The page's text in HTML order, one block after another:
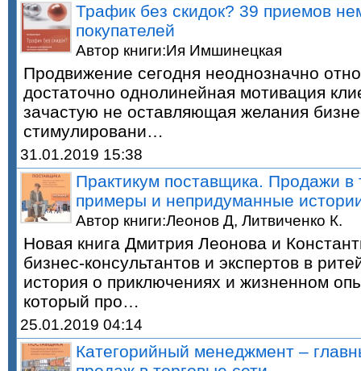
Трафик без скидок? 39 приемов
покупателей
Автор книги:Ия Имшинецкая
Продвижение сегодня неоднозначно
достаточно однолинейная мотивация
зачастую не оставляющая желания
стимулировани…
31.01.2019 15:38
Практикум поставщика. Продажи в
примеры и непридуманные
Автор книги:Леонов Д, Литвиченко К.
Новая книга Дмитрия Леонова и
бизнес-консультантов и экспертов в
история о приключениях и жизненном
который про…
25.01.2019 04:14
Категорийный менеджмент –